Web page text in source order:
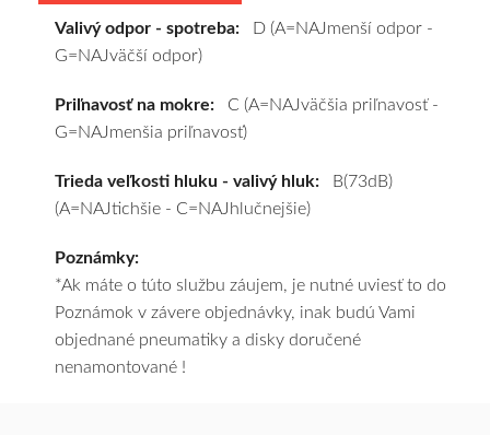
vášho
výberu
a
Valivý odpor - spotreba: D (A=NAJmenší odpor -
G=NAJväčší odpor)
Priľnavosť na mokre: C (A=NAJväčšia priľnavosť -
G=NAJmenšia priľnavosť)
Trieda veľkosti hluku - valivý hluk: B(73dB)
(A=NAJtichšie - C=NAJhlučnejšie)
Poznámky:
*Ak máte o túto službu záujem, je nutné uviesť to do
Poznámok v závere objednávky, inak budú Vami
objednané pneumatiky a disky doručené
nenamontované !